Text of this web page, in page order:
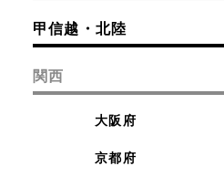
甲信越・北陸
関西
大阪府
京都府